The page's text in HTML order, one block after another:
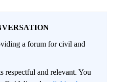
a forum for civil and
respectful and relevant. You